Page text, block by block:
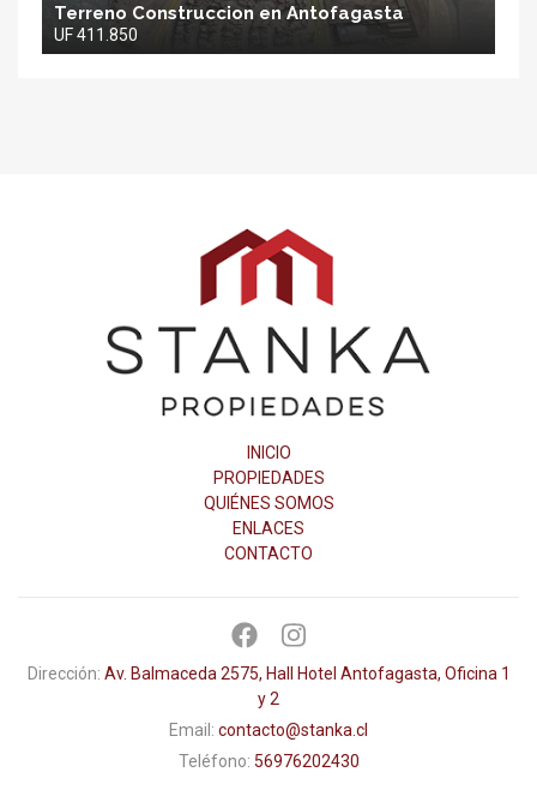
Terreno Construccion en Antofagasta
UF 411.850
INICIO
PROPIEDADES
QUIÉNES SOMOS
ENLACES
CONTACTO
Dirección: Av. Balmaceda 2575, Hall Hotel Antofagasta, Oficina 1
y 2
Email: contacto@stanka.cl
Teléfono: 56976202430